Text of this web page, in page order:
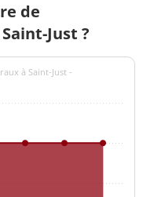
de
Just ?
à Saint-Just -